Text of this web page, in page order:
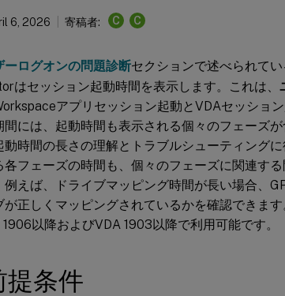
6, 2026 寄稿者: C C
ーログオンの問題診断セクションで述べられて
はセッション起動時間を表示します。これは、
アプリセッション起動とVDAセッショ
間には、起動時間も表示される個々のフェーズ
動時間の長さの理解とトラブルシューティング
各フェーズの時間も、個々のフェーズに関連す
例えば、ドライブマッピング時間が長い場合、
が正しくマッピングされているかを確認できま
1906以降およびVDA 1903以降で利用可能です。
提条件